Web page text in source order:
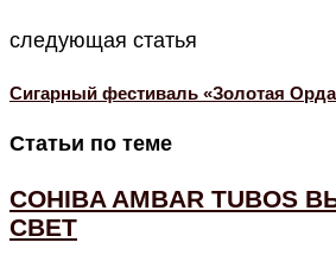
следующая статья
Сигарный фестиваль «Золотая
Статьи по теме
COHIBA AMBAR TUBOS
СВЕТ